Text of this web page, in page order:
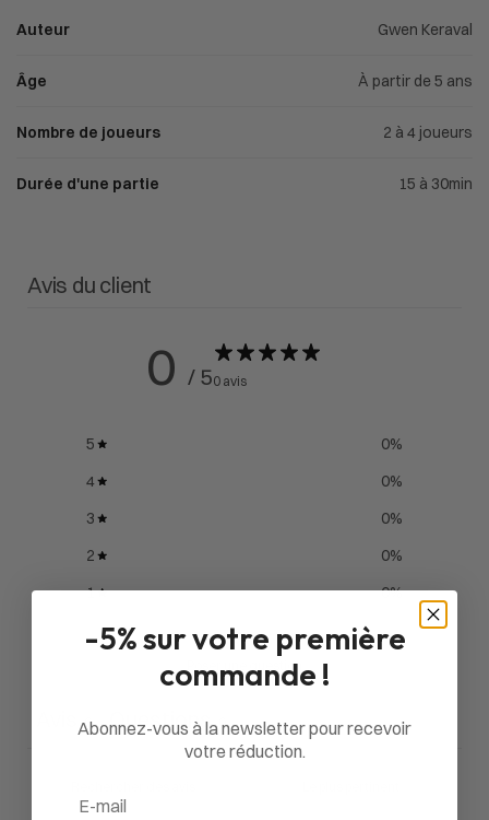
Auteur Gwen Keraval
Âge À partir de 5 ans
Nombre de joueurs 2 à 4 joueurs
Durée d'une partie 15 à 30min
Avis du client
0 / 50 avis
5 0%
4
0%
3
0%
2
0%
1
0%
Poser une question
0 Questions 0
-5% sur votre première
commande !
Abonnez-vous à la newsletter pour recevoir
votre réduction.